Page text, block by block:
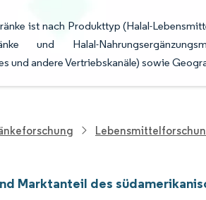
ist nach Produkttyp (Halal-
und Halal-
und andere Vertriebskanäle) sowie
Marktanteil des